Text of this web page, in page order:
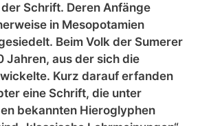
Schrift. Deren Anfänge
in Mesopotamien
Beim Volk der Sumerer
Jahren, aus der sich die
Kurz darauf erfanden
eine Schrift, die unter
bekannten Hieroglyphen